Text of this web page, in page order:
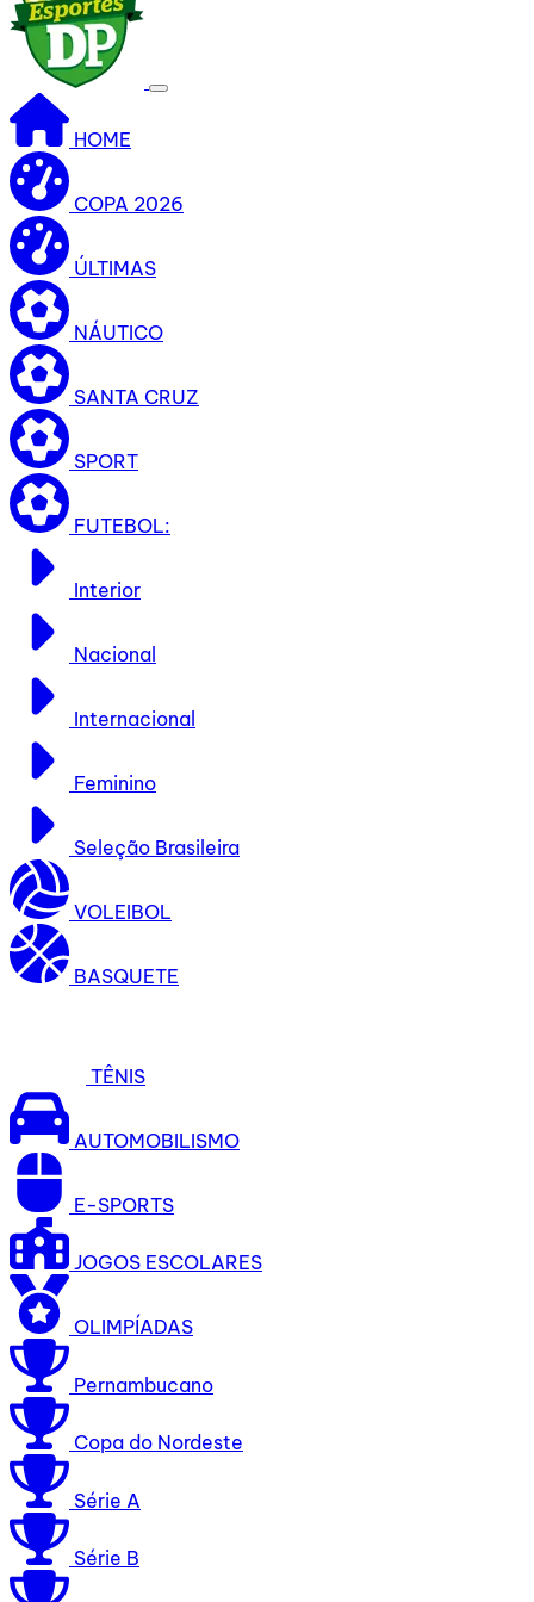
HOME
COPA 2026
ÚLTIMAS
NÁUTICO
SANTA CRUZ
SPORT
FUTEBOL:
Interior
Nacional
Internacional
Feminino
Seleção Brasileira
VOLEIBOL
BASQUETE
TÊNIS
AUTOMOBILISMO
E-SPORTS
JOGOS ESCOLARES
OLIMPÍADAS
Pernambucano
Copa do Nordeste
Série A
Série B